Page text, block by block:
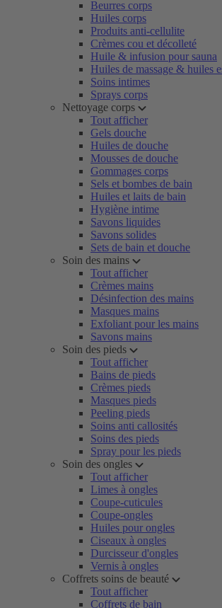
Beurres corps
Huiles corps
Produits anti-cellulite
Crèmes cou et décolleté
Huile & infusion pour sauna
Huiles de massage & huiles
Soins intimes
Sprays corps
Nettoyage corps
Tout afficher
Gels douche
Huiles de douche
Mousses de douche
Gommages corps
Sels et bombes de bain
Huiles et laits de bain
Hygiène intime
Savons liquides
Savons solides
Sets de bain et douche
Soin des mains
Tout afficher
Crèmes mains
Désinfection des mains
Masques mains
Exfoliant pour les mains
Savons mains
Soin des pieds
Tout afficher
Bains de pieds
Crèmes pieds
Masques pieds
Peeling pieds
Soins anti callosités
Soins des pieds
Spray pour les pieds
Soin des ongles
Tout afficher
Limes à ongles
Coupe-cuticules
Coupe-ongles
Huiles pour ongles
Ciseaux à ongles
Durcisseur d'ongles
Vernis à ongles
Coffrets soins de beauté
Tout afficher
Coffrets de bain